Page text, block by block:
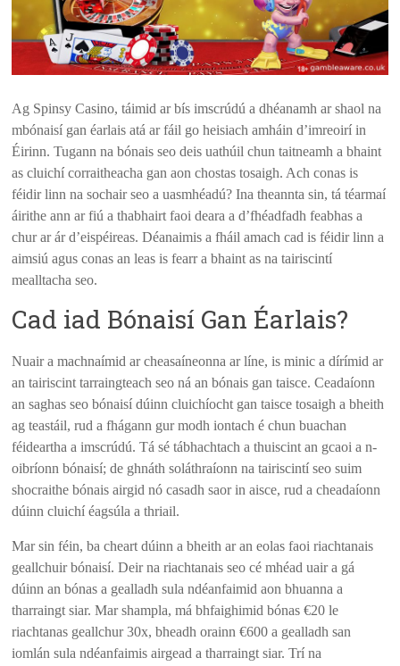
Ag Spinsy Casino, táimid ar bís imscrúdú a dhéanamh ar shaol na
mbónaisí gan éarlais atá ar fáil go heisiach amháin d’imreoirí in
Éirinn. Tugann na bónais seo deis uathúil chun taitneamh a bhaint
as cluichí corraitheacha gan aon chostas tosaigh. Ach conas is
féidir linn na sochair seo a uasmhéadú? Ina theannta sin, tá téarmaí
áirithe ann ar fiú a thabhairt faoi deara a d’fhéadfadh feabhas a
chur ar ár d’eispéireas. Déanaimis a fháil amach cad is féidir linn a
aimsiú agus conas an leas is fearr a bhaint as na tairiscintí
mealltacha seo.
Cad iad Bónaisí Gan Éarlais?
Nuair a machnaímid ar cheasaíneonna ar líne, is minic a dírímid ar
an tairiscint tarraingteach seo ná an bónais gan taisce. Ceadaíonn
an saghas seo bónaisí dúinn cluichíocht gan taisce tosaigh a bheith
ag teastáil, rud a fhágann gur modh iontach é chun buachan
féideartha a imscrúdú. Tá sé tábhachtach a thuiscint an gcaoi a n-
oibríonn bónaisí; de ghnáth soláthraíonn na tairiscintí seo suim
shocraithe bónais airgid nó casadh saor in aisce, rud a cheadaíonn
dúinn cluichí éagsúla a thriail.
Mar sin féin, ba cheart dúinn a bheith ar an eolas faoi riachtanais
geallchuir bónaisí. Deir na riachtanais seo cé mhéad uair a gá
dúinn an bónas a gealladh sula ndéanfaimid aon bhuanna a
tharraingt siar. Mar shampla, má bhfaighimid bónas €20 le
riachtanas geallchur 30x, bheadh orainn €600 a gealladh san
iomlán sula ndéanfaimis airgead a tharraingt siar. Trí na